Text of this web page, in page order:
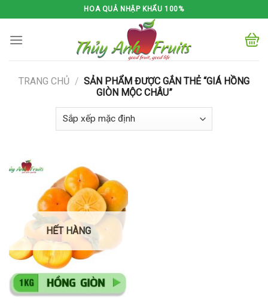
to
content
HOA QUẢ NHẬP KHẨU 100%
TRANG CHỦ / SẢN PHẨM ĐƯỢC GẮN THẺ “GIÁ HỒNG
GIÒN MỘC CHÂU”
HẾT HÀNG